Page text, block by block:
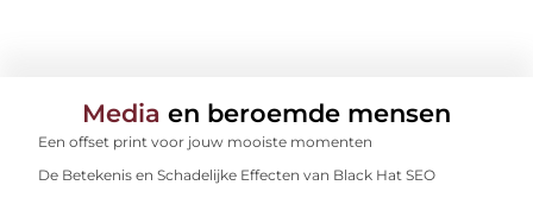
Media en beroemde mensen
Een offset print voor jouw mooiste momenten
De Betekenis en Schadelijke Effecten van Black Hat SEO